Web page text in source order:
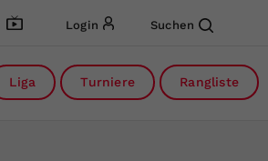
Login Suchen
Liga Turniere Rangliste